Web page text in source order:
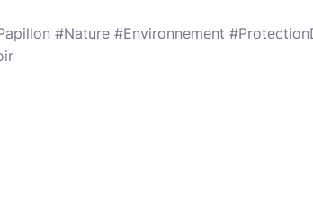
#Nature #Environnement